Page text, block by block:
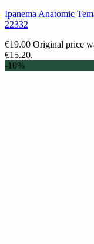
Ipanema Anatomic
22332
€19.00 Original price
€15.20.
-10%